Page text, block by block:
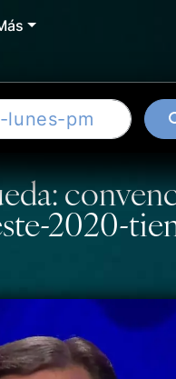
2020-